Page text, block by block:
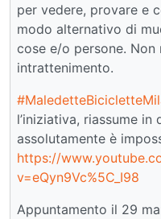
per vedere, provare e
modo alternativo di
cose e/o persone.
intrattenimento.
l’iniziativa, riassume
assolutamente è
https://
v=eQyn9Vc%5C_I98
Appuntamento il 29